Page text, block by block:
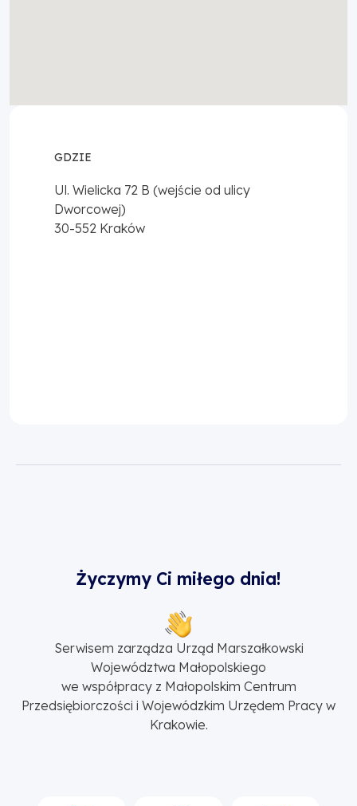
GDZIE
Ul. Wielicka 72 B (wejście od ulicy
Dworcowej)
30-552 Kraków
Życzymy Ci miłego dnia!
Serwisem zarządza Urząd Marszałkowski
Województwa Małopolskiego
we współpracy z Małopolskim Centrum
Przedsiębiorczości i Wojewódzkim Urzędem Pracy w
Krakowie.